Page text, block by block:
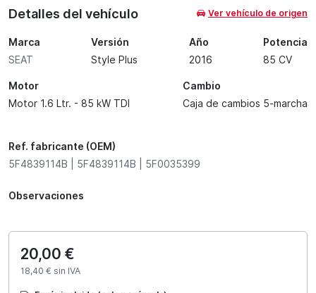
Detalles del vehículo Ver vehículo de origen
Marca
SEAT
Versión
Style Plus
Año
2016
Potencia
85 CV
Motor
Motor 1.6 Ltr. - 85 kW TDI
Cambio
Caja de cambios 5-marcha
Ref. fabricante (OEM)
5F4839114B | 5F4839114B | 5F0035399
Observaciones
20,00 €
18,40 € sin IVA